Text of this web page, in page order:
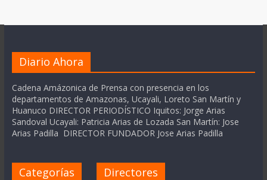
Diario Ahora
Cadena Amázonica de Prensa con presencia en los
departamentos de Amazonas, Ucayali, Loreto San Martín y
Huanuco DIRECTOR PERIODÍSTICO Iquitos: Jorge Arias
Sandoval Ucayali: Patricia Arias de Lozada San Martín: Jose
Arias Padilla DIRECTOR FUNDADOR Jose Arias Padilla
Categorías Directores